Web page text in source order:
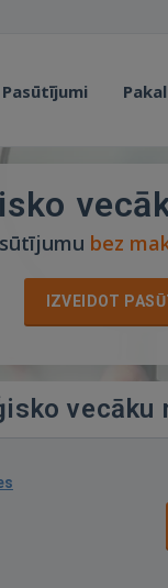
Pasūtījumi
bez
IZVEIDOT
vecāku